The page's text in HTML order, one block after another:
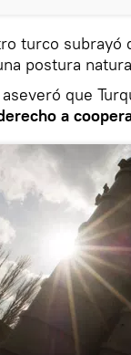
turco subrayó
postura
que
a